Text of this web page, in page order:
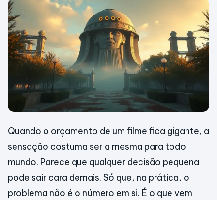
Quando o orçamento de um filme fica gigante, a
sensação costuma ser a mesma para todo
mundo. Parece que qualquer decisão pequena
pode sair cara demais. Só que, na prática, o
problema não é o número em si. É o que vem